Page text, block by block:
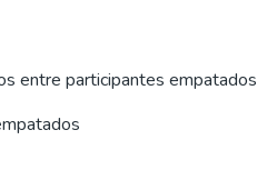
entre participantes empatados